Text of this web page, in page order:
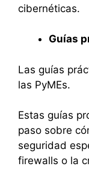
cibernéticas.
Guías
Las guías
las PyMEs.
Estas guías
paso sobre
seguridad
firewalls o la